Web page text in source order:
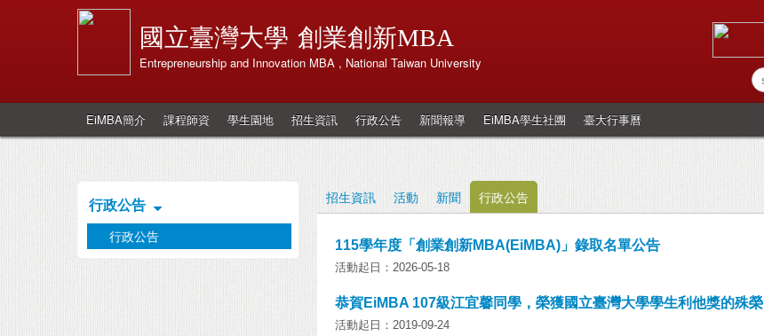
國立臺灣大學 創業創新MBA
Entrepreneurship and Innovation MBA , National Taiwan University
EiMBA簡介 課程師資 學生園地 招生資訊 行政公告 新聞報導 EiMBA學生社團 臺大行事曆
行政公告
行政公告
招生資訊 活動 新聞 行政公告
115學年度「創業創新MBA(EiMBA)」錄取名單公告
活動起日：2026-05-18
恭賀EiMBA 107級江宜馨同學，榮獲國立臺灣大學學生利他獎的殊榮
活動起日：2019-09-24